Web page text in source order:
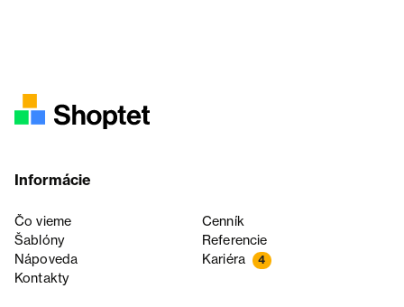
Informácie
Čo vieme
Cenník
Šablóny
Referencie
Nápoveda
Kariéra 4
Kontakty